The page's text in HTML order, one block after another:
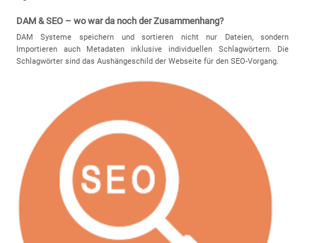
DAM & SEO – wo war da noch der Zusammenhang?
DAM Systeme speichern und sortieren nicht nur Dateien, sondern
Importieren auch Metadaten inklusive individuellen Schlagwörtern. Die
Schlagwörter sind das Aushängeschild der Webseite für den SEO-Vorgang.